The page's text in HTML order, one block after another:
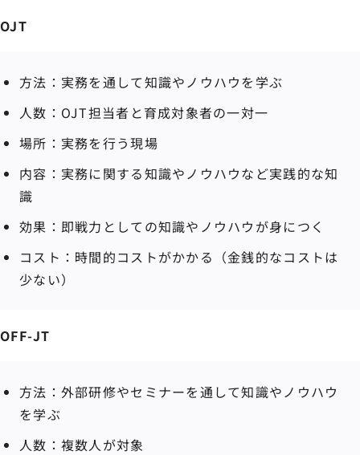
OJT
方法：実務を通して知識やノウハウを学ぶ
人数：OJT担当者と育成対象者の一対一
場所：実務を行う現場
内容：実務に関する知識やノウハウなど実践的な知
識
効果：即戦力としての知識やノウハウが身につく
コスト：時間的コストがかかる（金銭的なコストは
少ない）
OFF-JT
方法：外部研修やセミナーを通して知識やノウハウ
を学ぶ
人数：複数人が対象